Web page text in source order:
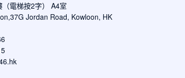
電梯按2字） A4室
Jordan Road, Kowloon, HK